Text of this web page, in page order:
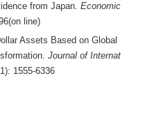
from Japan. Economic
line)
Assets Based on Global
Journal of Internat
1555-6336